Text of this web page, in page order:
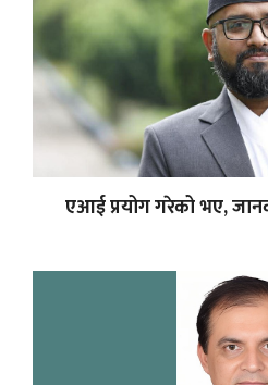
एआई प्रयोग गरेको भए,